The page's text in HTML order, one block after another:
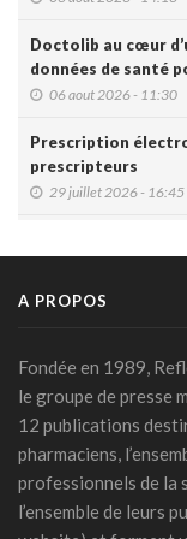
Doctolib au cœur
données de santé
06 aout 2026 - 11:30
Prescription
prescripteurs
29 juillet 2026 - 16:45
médicaux arrive
24 juillet 2026 - 09:14
France: le
de 15 ans, première
21 juillet 2026 - 20:39
L'Ares finance un
A PROPOS
Fondée en 1989,
le groupe de presse
12 publications
pharmaciens,
professionnels de la
l’ensemble de leurs